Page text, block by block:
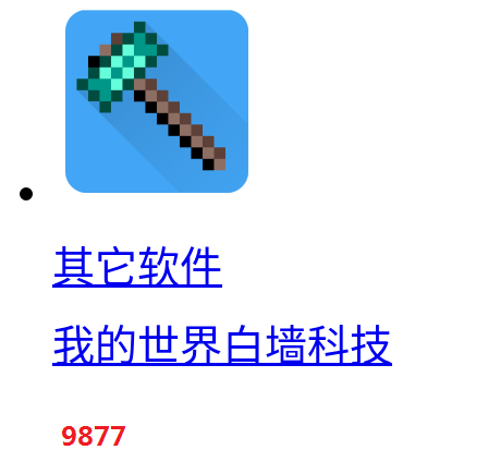
其它软件
我的世界白墙科技